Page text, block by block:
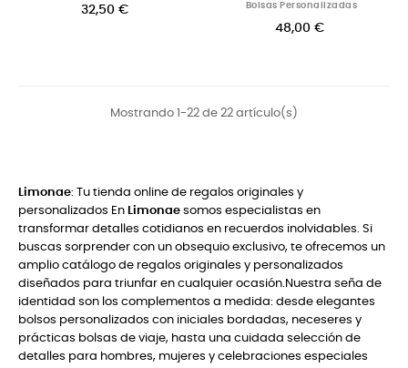
32,50 € Bolsas Personalizadas
48,00 €
Mostrando 1-22 de 22 artículo(s)
Limonae: Tu tienda online de regalos originales y
personalizados En Limonae somos especialistas en
transformar detalles cotidianos en recuerdos inolvidables. Si
buscas sorprender con un obsequio exclusivo, te ofrecemos un
amplio catálogo de regalos originales y personalizados
diseñados para triunfar en cualquier ocasión.Nuestra seña de
identidad son los complementos a medida: desde elegantes
bolsos personalizados con iniciales bordadas, neceseres y
prácticas bolsas de viaje, hasta una cuidada selección de
detalles para hombres, mujeres y celebraciones especiales